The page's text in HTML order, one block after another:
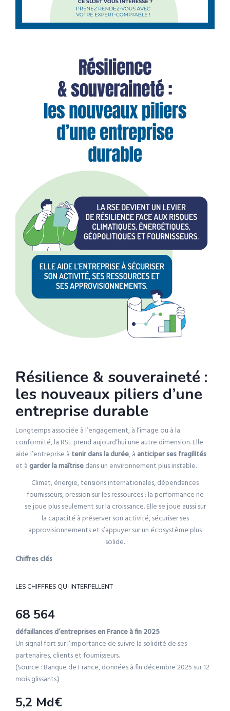
Résilience & souveraineté :
les nouveaux piliers d’une
entreprise durable
Longtemps associée à l’engagement, à l’image ou à la
conformité, la RSE prend aujourd’hui une autre dimension. Elle
aide l’entreprise à tenir dans la durée, àanticiper ses fragilités
et àgarder la maîtrisedans un environnement plus instable.
Climat, énergie, tensions internationales, dépendances
fournisseurs, pression sur les ressources : la performance ne
se joue plus seulement sur la croissance. Elle se joue aussi sur
la capacité à préserver son activité, sécuriser ses
approvisionnements et s’appuyer sur un écosystème plus
solide.
Chiffres clés
LES CHIFFRES QUI INTERPELLENT
68 564
défaillances d’entreprises en France à fin 2025
Un signal fort sur l’importance de suivre la solidité de ses
partenaires, clients et fournisseurs.
(Source : Banque de France, données à fin décembre 2025 sur 12
mois glissants.)
5,2 Md€